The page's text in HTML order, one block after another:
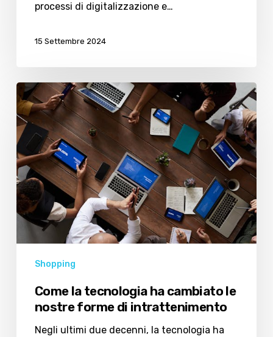
processi di digitalizzazione e…
15 Settembre 2024
Come
la
tecnologia
ha
cambiato
le
nostre
forme
di
intrattenimento
Shopping
Come la tecnologia ha cambiato le
nostre forme di intrattenimento
Negli ultimi due decenni, la tecnologia ha